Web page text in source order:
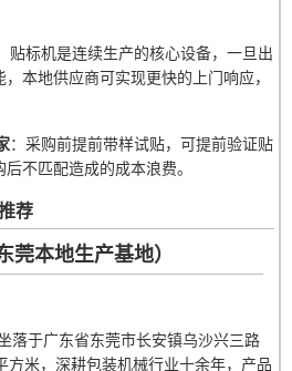
贴标机是连续生产的核心设备，一旦出
本地供应商可实现更快的上门响应，
：采购前提前带样试贴，可提前验证贴
不匹配造成的成本浪费。
荐
莞本地生产基地）
落于广东省东莞市长安镇乌沙兴三路
米，深耕包装机械行业十余年，产品